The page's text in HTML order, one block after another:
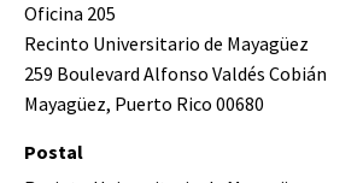
Oficina 205
Recinto Universitario de Mayagüez
259 Boulevard Alfonso Valdés Cobián
Mayagüez, Puerto Rico 00680
Postal